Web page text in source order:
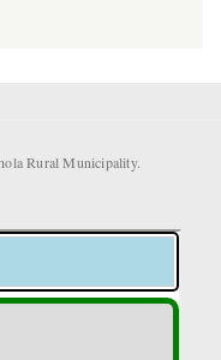
Rural Municipality.